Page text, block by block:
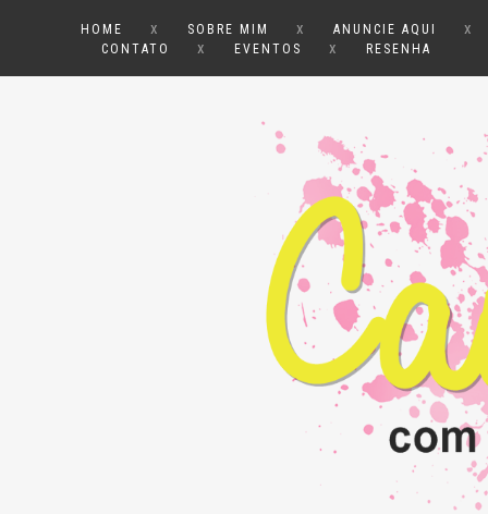
HOME x SOBRE MIM x ANUNCIE AQUI x
CONTATO x EVENTOS x RESENHA